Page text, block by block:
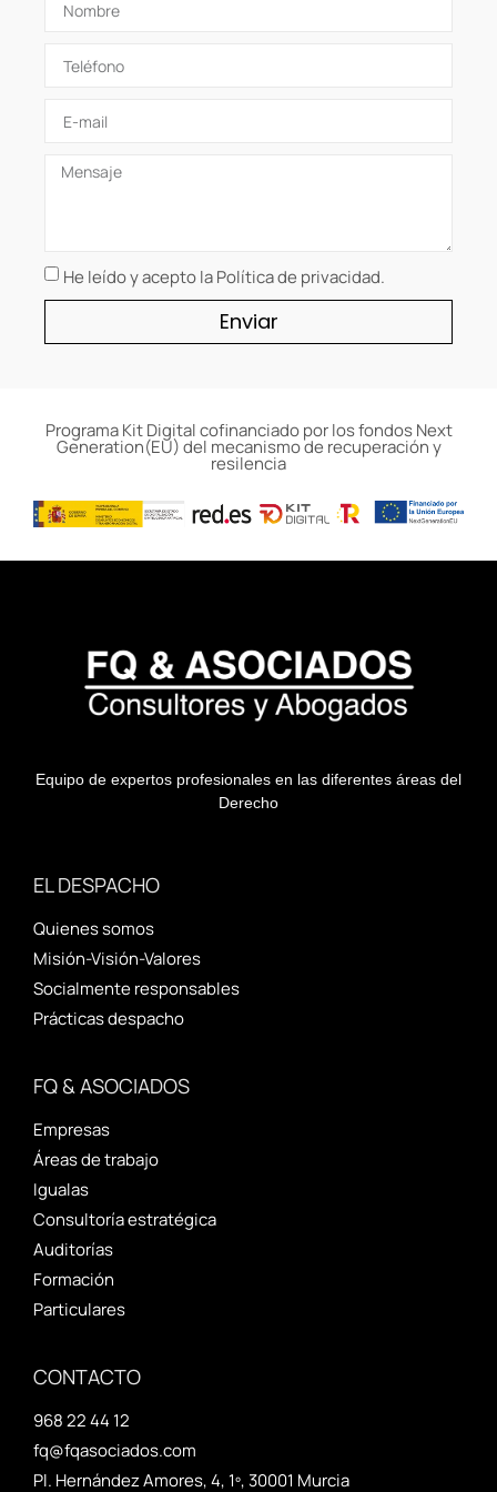
He leído y acepto la Política de privacidad.
Enviar
Programa Kit Digital cofinanciado por los fondos Next
Generation(EU) del mecanismo de recuperación y
resilencia
Equipo de expertos profesionales en las diferentes áreas del
Derecho
EL DESPACHO
Quienes somos
Misión-Visión-Valores
Socialmente responsables
Prácticas despacho
FQ & ASOCIADOS
Empresas
Áreas de trabajo
Igualas
Consultoría estratégica
Auditorías
Formación
Particulares
CONTACTO
968 22 44 12
fq@fqasociados.com
Pl. Hernández Amores, 4, 1º, 30001 Murcia